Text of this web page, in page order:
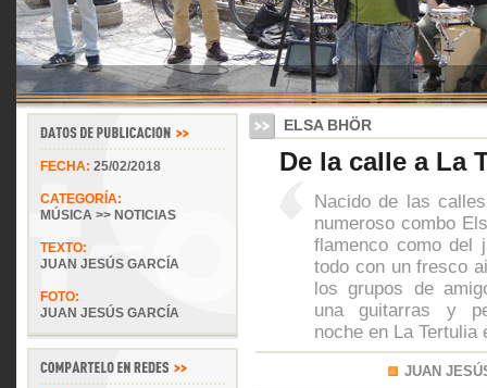
FECHA: 25/02/2018
CATEGORÍA:
MÚSICA >> NOTICIAS
TEXTO:
JUAN JESÚS GARCÍA
FOTO:
JUAN JESÚS GARCÍA
ELSA BHÖR
De la calle a La
Nacido de las
numeroso combo
flamenco como
todo con un fresco
los grupos de
una guitarras y
noche en La
JUAN